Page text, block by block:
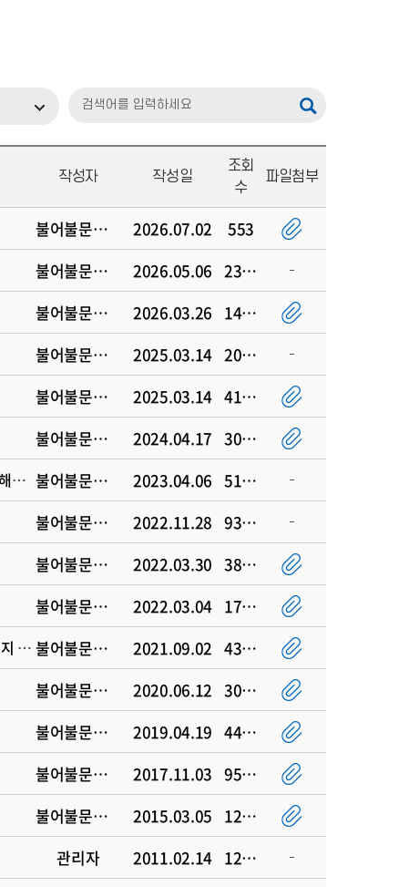
작성자 작성일
조회
수
파일첨부
불어불문학과 2026.07.02 553
불어불문학과 2026.05.06 2349
불어불문학과 2026.03.26 1493
불어불문학과 2025.03.14 2019
불어불문학과 2025.03.14 4164
불어불문학과 2024.04.17 3019
[학과] 2026년 INU 학생역량관리 (starinu) 검사 안내 (재학생 모두 매 해 실시해야함) 불어불문학과 2023.04.06 5142
불어불문학과 2022.11.28 9350
불어불문학과 2022.03.30 3829
불어불문학과 2022.03.04 17749
[학과] (소모임 장 필독!!!) 2026년 학생지원비(북끄북끄.알레지. 휘슬불어.학회지 ) 법인회계 예산 사용 방법 불어불문학과 2021.09.02 4339
불어불문학과 2020.06.12 30723
불어불문학과 2019.04.19 44876
불어불문학과 2017.11.03 95720
불어불문학과 2015.03.05 120272
관리자 2011.02.14 122991